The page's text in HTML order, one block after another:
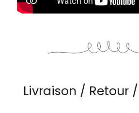
Livraison / Retour